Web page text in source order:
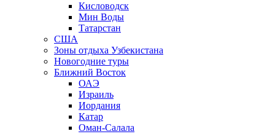
Кисловодск
Мин Воды
Татарстан
США
Зоны отдыха Узбекистана
Новогодние туры
Ближний Восток
ОАЭ
Израиль
Иордания
Катар
Оман-Салала